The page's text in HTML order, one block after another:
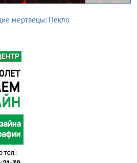
мертвецы: Пекло